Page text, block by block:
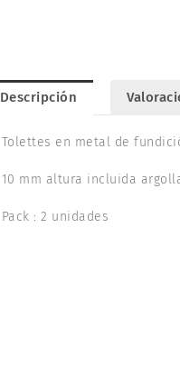
Descripción
Tolettes en metal de
10 mm altura incluida
Pack : 2 unidades